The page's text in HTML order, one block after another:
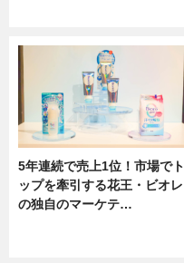
5年連続で売上1位！市場でト
ップを牽引する花王・ビオレ
の独自のマーケテ…